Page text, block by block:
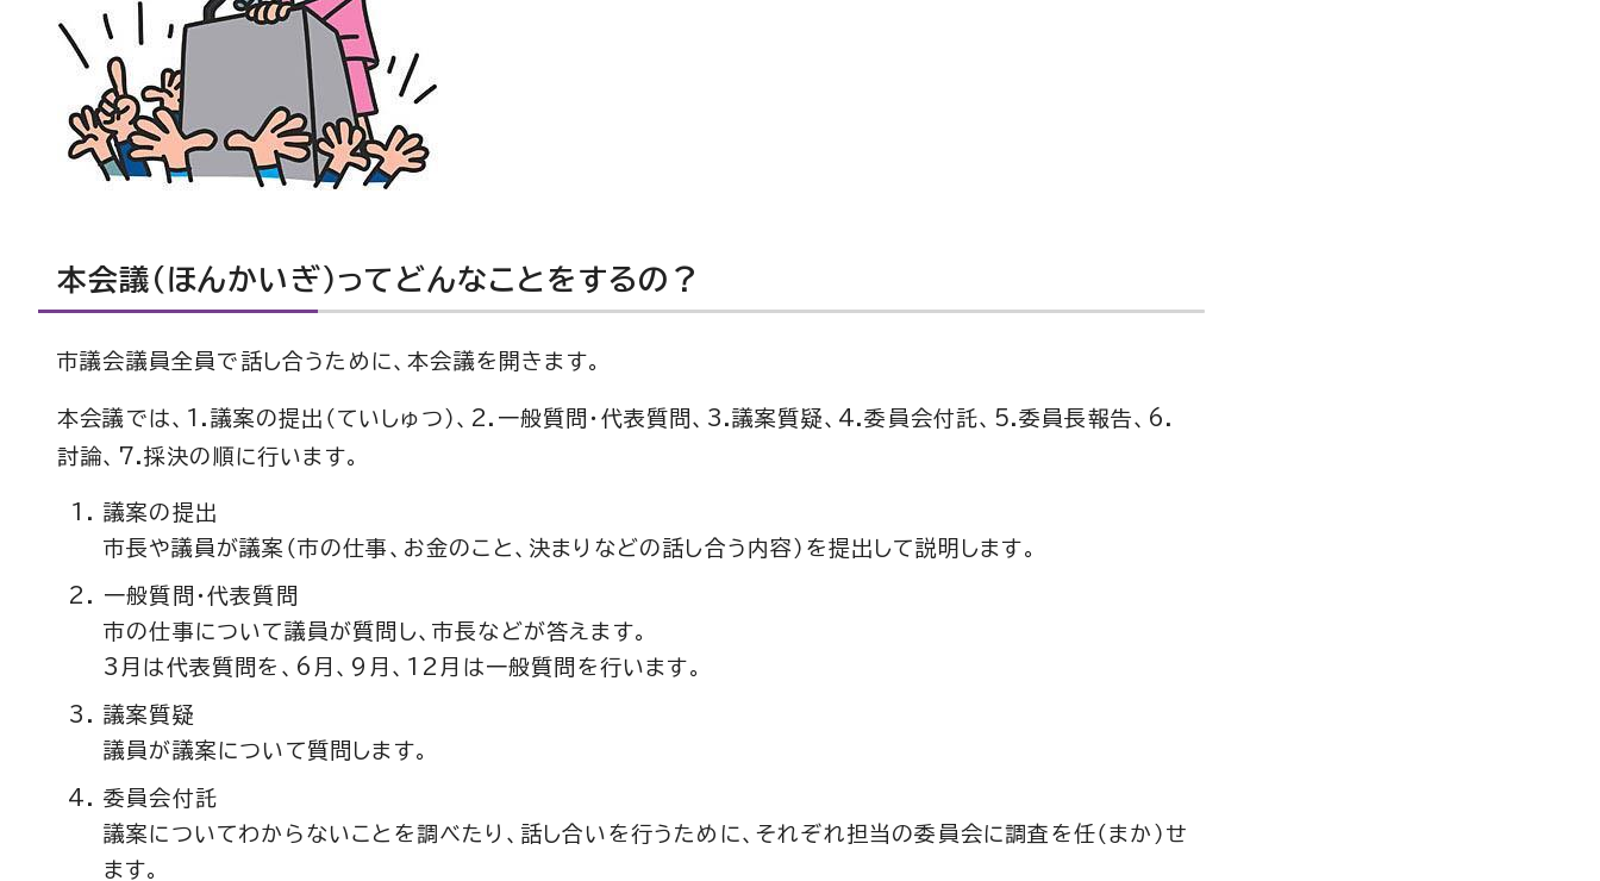
本会議（ほんかいぎ）ってどんなことをするの？
市議会議員全員で話し合うために、本会議を開きます。
本会議では、1.議案の提出（ていしゅつ）、2.一般質問・代表質問、3.議案質疑、4.委員会付託、5.委員長報告、6.
討論、7.採決の順に行います。
議案の提出
市長や議員が議案（市の仕事、お金のこと、決まりなどの話し合う内容）を提出して説明します。
一般質問・代表質問
市の仕事について議員が質問し、市長などが答えます。
3月は代表質問を、6月、9月、12月は一般質問を行います。
議案質疑
議員が議案について質問します。
委員会付託
議案についてわからないことを調べたり、話し合いを行うために、それぞれ担当の委員会に調査を任（まか）せ
ます。